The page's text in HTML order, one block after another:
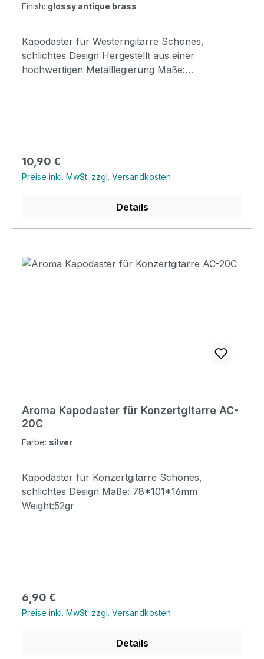
Finish: glossy antique brass
Kapodaster für Westerngitarre Schönes,
schlichtes Design Hergestellt aus einer
hochwertigen Metalllegierung Maße:
Regulärer Preis:
10,90 €
Preise inkl. MwSt. zzgl. Versandkosten
Details
Aroma Kapodaster für Konzertgitarre AC-
20C
Farbe: silver
Kapodaster für Konzertgitarre Schönes,
schlichtes Design Maße: 78*101*16mm
Weight:52gr
Regulärer Preis:
6,90 €
Preise inkl. MwSt. zzgl. Versandkosten
Details